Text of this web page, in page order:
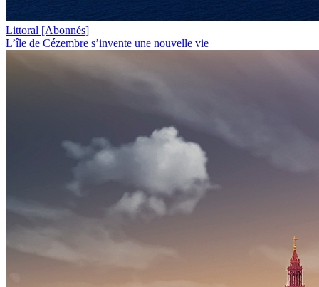
Littoral [Abonnés]
L’île de Cézembre s’invente une nouvelle vie